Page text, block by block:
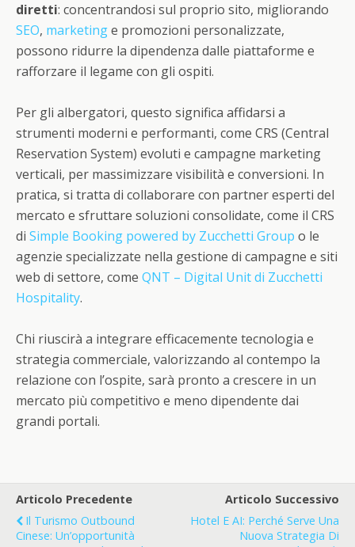
diretti: concentrandosi sul proprio sito, migliorando
SEO, marketinge promozioni personalizzate,
possono ridurre la dipendenza dalle piattaforme e
rafforzare il legame con gli ospiti.
Per gli albergatori, questo significa affidarsi a
strumenti moderni e performanti, come CRS (Central
Reservation System) evoluti e campagne marketing
verticali, per massimizzare visibilità e conversioni. In
pratica, si tratta di collaborare con partner esperti del
mercato e sfruttare soluzioni consolidate, come il CRS
di Simple Booking powered by Zucchetti Group o le
agenzie specializzate nella gestione di campagne e siti
web di settore, come QNT – Digital Unit di Zucchetti
Hospitality.
Chi riuscirà a integrare efficacemente tecnologia e
strategia commerciale, valorizzando al contempo la
relazione con l’ospite, sarà pronto a crescere in un
mercato più competitivo e meno dipendente dai
grandi portali.
Articolo Precedente
Il Turismo Outbound
Cinese: Un’opportunità
Articolo Successivo
Hotel E AI: Perché Serve Una
Nuova Strategia Di